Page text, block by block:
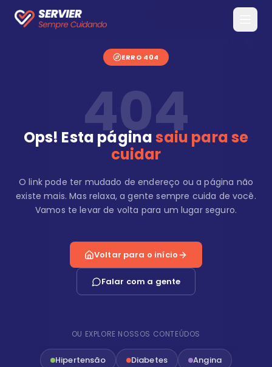
ERRO 404
404
Ops! Esta páginasaiu para se
cuidar
O link pode ter mudado de endereço ou a página não
existe mais. Mas relaxa, a gente sempre cuida de você.
Vamos te levar de volta para um lugar seguro.
Voltar para o início
Falar com a gente
OU EXPLORE NOSSOS CONTEÚDOS
Hipertensão Diabetes
Angina